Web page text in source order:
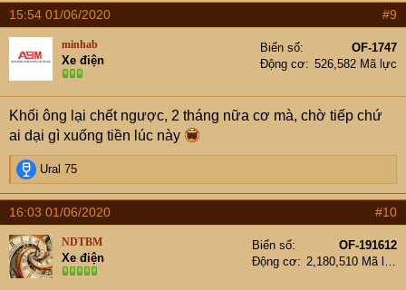
15:54 01/06/2020 #9
minhab
Xe điện
Biển số
OF-1747
Động cơ
526,582 Mã lực
Khối ông lại chết ngược, 2 tháng nữa cơ mà, chờ tiếp chứ
ai dại gì xuống tiền lúc này
R
e
a
c
t
i
o
n
Ural 75
16:03 01/06/2020 #10
NDTBM
Xe điện
Biển số
OF-191612
Động cơ